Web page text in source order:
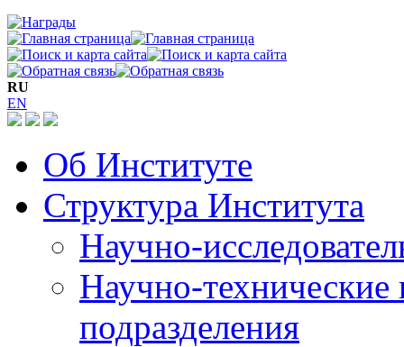
RU
EN
Об Институте
Структура Института
Научно-
Научно-технические
подразделения